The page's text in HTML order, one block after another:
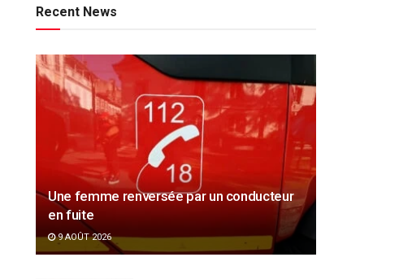
Recent News
Une femme renversée par un conducteur
en fuite
9 AOÛT 2026